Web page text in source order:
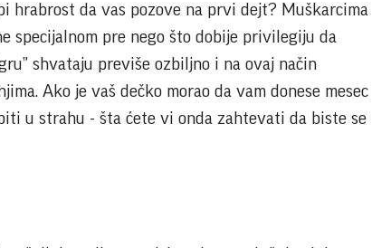
hrabrost da vas pozove na prvi dejt? Muškarcima
specijalnom pre nego što dobije privilegiju da
shvataju previše ozbiljno i na ovaj način
Ako je vaš dečko morao da vam donese mesec
u strahu - šta ćete vi onda zahtevati da biste se